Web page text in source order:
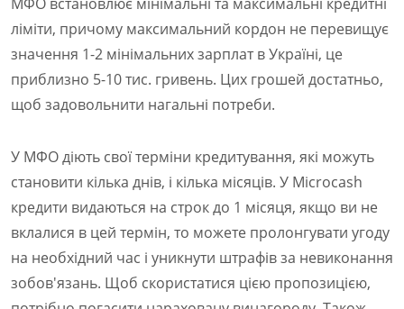
ліміти, причому максимальний кордон не перевищує
значення 1-2 мінімальних зарплат в Україні, це
приблизно 5-10 тис. гривень. Цих грошей достатньо,
щоб задовольнити нагальні потреби.
У МФО діють свої терміни кредитування, які можуть
становити кілька днів, і кілька місяців. У Microcash
кредити видаються на строк до 1 місяця, якщо ви не
вклалися в цей термін, то можете пролонгувати угоду
на необхідний час і уникнути штрафів за невиконання
зобов'язань. Щоб скористатися цією пропозицією,